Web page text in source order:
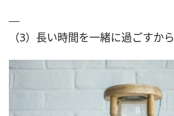
（3）長い時間を一緒に過ごすから